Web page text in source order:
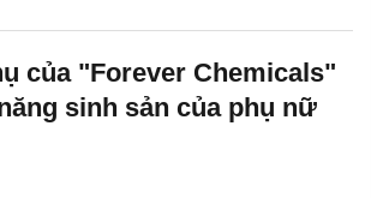
của "Forever Chemicals"
sinh sản của phụ nữ